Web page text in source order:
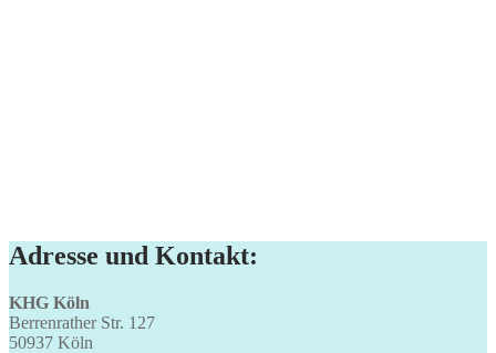
Adresse und Kontakt:
KHG Köln
Berrenrather Str. 127
50937 Köln